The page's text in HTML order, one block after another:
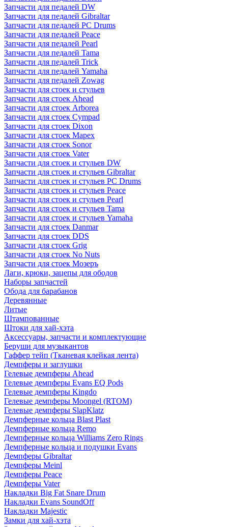
Запчасти для педалей DW
Запчасти для педалей Gibraltar
Запчасти для педалей PC Drums
Запчасти для педалей Peace
Запчасти для педалей Pearl
Запчасти для педалей Tama
Запчасти для педалей Trick
Запчасти для педалей Yamaha
Запчасти для педалей Zowag
Запчасти для стоек и стульев
Запчасти для стоек Ahead
Запчасти для стоек Arborea
Запчасти для стоек Cympad
Запчасти для стоек Dixon
Запчасти для стоек Mapex
Запчасти для стоек Sonor
Запчасти для стоек Vater
Запчасти для стоек и стульев DW
Запчасти для стоек и стульев Gibraltar
Запчасти для стоек и стульев PC Drums
Запчасти для стоек и стульев Peace
Запчасти для стоек и стульев Pearl
Запчасти для стоек и стульев Tama
Запчасти для стоек и стульев Yamaha
Запчасти для стоек Danmar
Запчасти для стоек DDS
Запчасти для стоек Grig
Запчасти для стоек No Nuts
Запчасти для стоек Мозеръ
Лаги, крюки, зацепы для ободов
Наборы запчастей
Обода для барабанов
Деревянные
Литые
Штампованные
Штоки для хай-хэта
Аксессуары, запчасти и комплектующие
Беруши для музыкантов
Гаффер тейп (Тканевая клейкая лента)
Демпферы и заглушки
Гелевые демпферы Ahead
Гелевые демпферы Evans EQ Pods
Гелевые демпферы Kingdo
Гелевые демпферы Moongel (RTOM)
Гелевые демпферы SlapKlatz
Демпферные кольца Blast Plast
Демпферные кольца Remo
Демпферные кольца Williams Zero Rings
Демпферные кольца и подушки Evans
Демпферы Gibraltar
Демпферы Meinl
Демпферы Peace
Демпферы Vater
Накладки Big Fat Snare Drum
Накладки Evans SoundOff
Накладки Majestic
Замки для хай-хэта